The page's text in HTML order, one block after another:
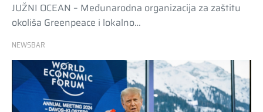
JUŽNI OCEAN – Međunarodna organizacija za zaštitu
okoliša Greenpeace i lokalno…
NEWSBAR